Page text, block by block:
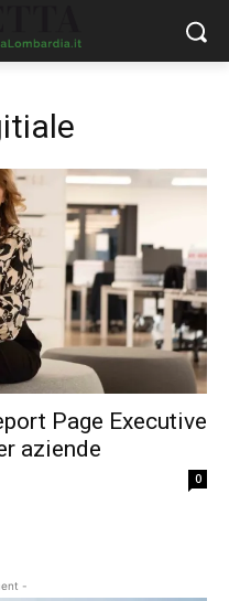
Page Executive
aziende
0
-